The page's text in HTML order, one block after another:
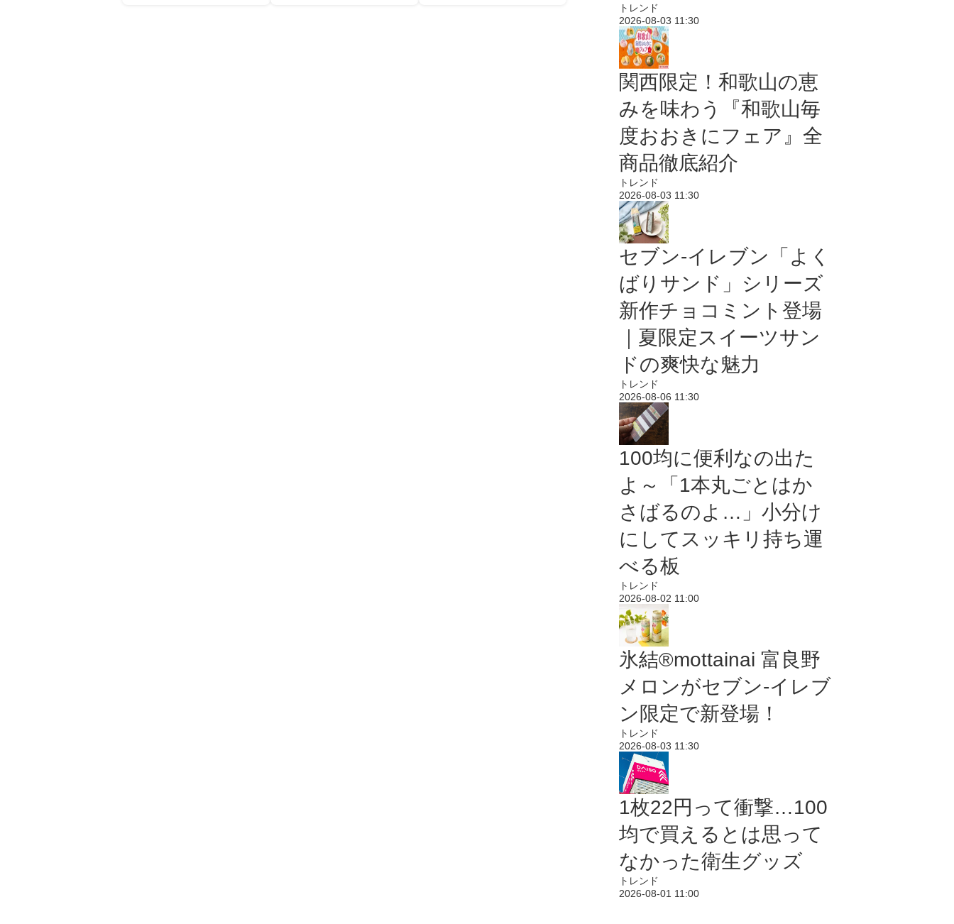
トレンド
2026-08-03 11:30
関西限定！和歌山の恵
みを味わう『和歌山毎
度おおきにフェア』全
商品徹底紹介
トレンド
2026-08-03 11:30
セブン‐イレブン「よく
ばりサンド」シリーズ
新作チョコミント登場
｜夏限定スイーツサン
ドの爽快な魅力
トレンド
2026-08-06 11:30
100均に便利なの出た
よ～「1本丸ごとはか
さばるのよ…」小分け
にしてスッキリ持ち運
べる板
トレンド
2026-08-02 11:00
氷結®mottainai 富良野
メロンがセブン‐イレブ
ン限定で新登場！
トレンド
2026-08-03 11:30
1枚22円って衝撃…100
均で買えるとは思って
なかった衛生グッズ
トレンド
2026-08-01 11:00